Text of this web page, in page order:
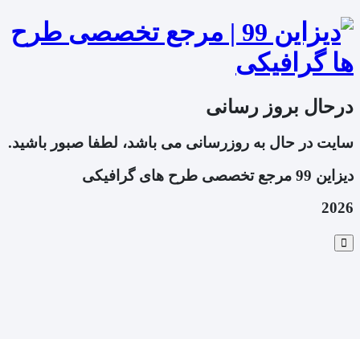
درحال بروز رسانی
سایت در حال به روزرسانی می باشد، لطفا صبور باشید.
دیزاین 99 مرجع تخصصی طرح های گرافیکی
2026